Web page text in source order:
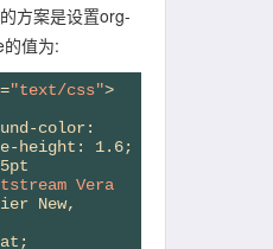
方案是设置org-
值为:
="text/css">
height: 1.6;
Vera
New,